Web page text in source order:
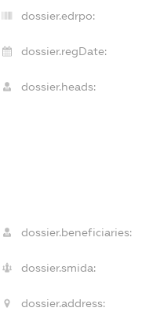
dossier.edrpo:
dossier.regDate:
dossier.heads:
dossier.beneficiaries:
dossier.smida:
dossier.address: